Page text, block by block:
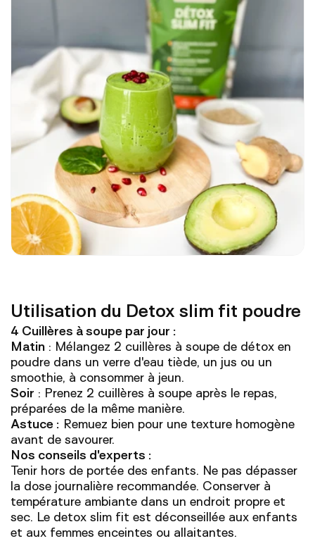
Utilisation du Detox slim fit poudre
4 Cuillères à soupe par jour :
Matin : Mélangez 2 cuillères à soupe de détox en
poudre dans un verre d'eau tiède, un jus ou un
smoothie, à consommer à jeun.
Soir : Prenez 2 cuillères à soupe après le repas,
préparées de la même manière.
Astuce : Remuez bien pour une texture homogène
avant de savourer.
Nos conseils d'experts :
Tenir hors de portée des enfants. Ne pas dépasser
la dose journalière recommandée. Conserver à
température ambiante dans un endroit propre et
sec. Le detox slim fit est déconseillée aux enfants
et aux femmes enceintes ou allaitantes.